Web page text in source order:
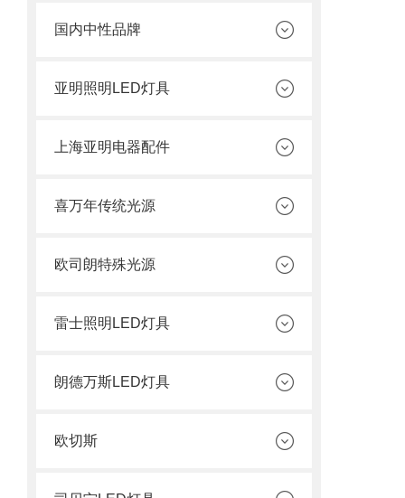
国内中性品牌
亚明照明LED灯具
上海亚明电器配件
喜万年传统光源
欧司朗特殊光源
雷士照明LED灯具
朗德万斯LED灯具
欧切斯